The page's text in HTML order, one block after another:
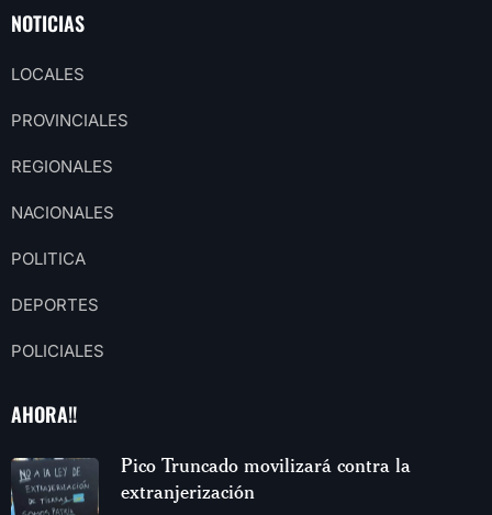
NOTICIAS
LOCALES
PROVINCIALES
REGIONALES
NACIONALES
POLITICA
DEPORTES
POLICIALES
AHORA!!
Pico Truncado movilizará contra la
extranjerización